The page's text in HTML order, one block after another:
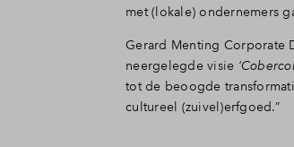
met (lokale) ondernemers
Gerard Menting Corporate
neergelegde visie
tot de beoogde
cultureel (zuivel)erfgoed.”